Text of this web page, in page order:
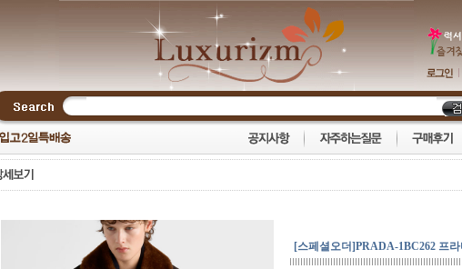
[스페셜오더]PRADA-1BC262 프